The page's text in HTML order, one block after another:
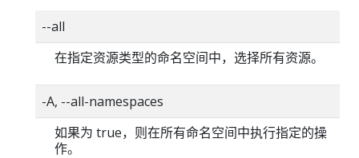
--all
在指定资源类型的命名空间中，选择所有资源。
-A, --all-namespaces
如果为 true，则在所有命名空间中执行指定的操
作。